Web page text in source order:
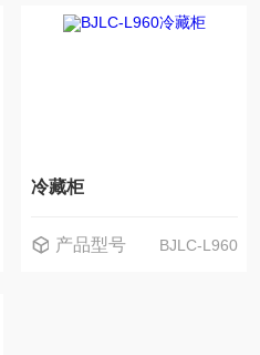
冷藏柜
产品型号 BJLC-L960